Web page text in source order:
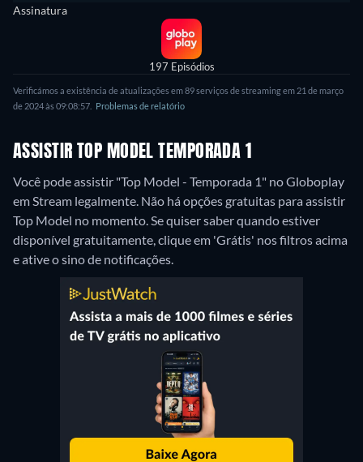
Assinatura
197 Episódios
Verificámos a existência de atualizações em 89 serviços de streaming em 21 de março
de 2024 às 09:08:57.
Problemas de relatório
ASSISTIR TOP MODEL TEMPORADA 1
Você pode assistir "Top Model - Temporada 1" no Globoplay
em Stream legalmente. Não há opções gratuitas para assistir
Top Model no momento. Se quiser saber quando estiver
disponível gratuitamente, clique em 'Grátis' nos filtros acima
e ative o sino de notificações.